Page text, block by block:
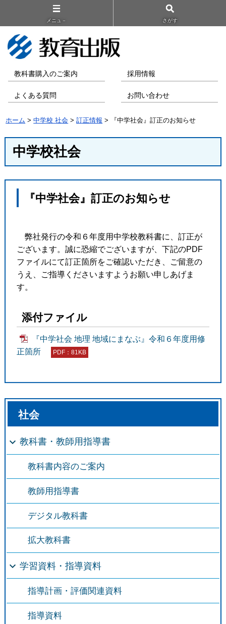
メニュ－ さがす
教科書購入のご案内 採用情報
よくある質問 お問い合わせ
ホーム >中学校 社会 >訂正情報 > 『中学社会』訂正のお知らせ
中学校社会
『中学社会』訂正のお知らせ
弊社発行の令和６年度用中学校教科書に、訂正が
ございます。誠に恐縮でございますが、下記のPDF
ファイルにて訂正箇所をご確認いただき、ご留意の
うえ、ご指導くださいますようお願い申しあげま
す。
添付ファイル
『中学社会 地理 地域にまなぶ』令和６年度用修
正箇所
PDF：81KB
社会
教科書・教師用指導書
教科書内容のご案内
教師用指導書
デジタル教科書
拡大教科書
学習資料・指導資料
指導計画・評価関連資料
指導資料